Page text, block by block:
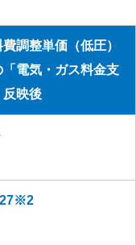
調整単価（低圧）
「電気・ガス料金支
反映後